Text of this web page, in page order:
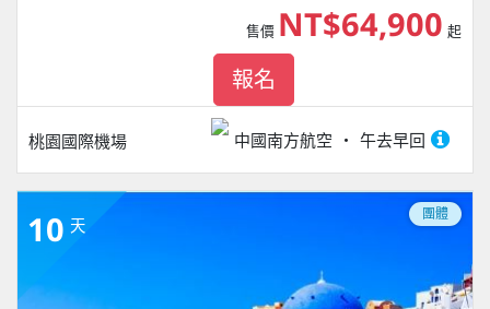
桃園國際機場 中國南方航空 午去早回
售價 NT$64,900 起
報名
10 天
團體